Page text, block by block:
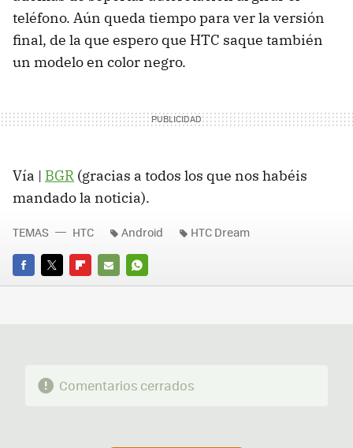
teléfono. Aún queda tiempo para ver la versión
final, de la que espero que HTC saque también
un modelo en color negro.
Vía | BGR (gracias a todos los que nos habéis
mandado la noticia).
FACEBOOK
TWITTERFLIPBOARD
E-
WHATSAPP
TEMAS HTC Android HTC Dream
Comentarios cerrados